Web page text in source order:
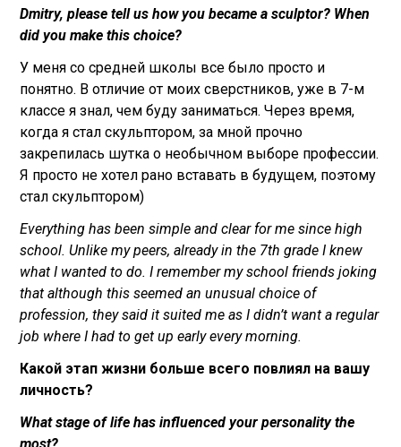
Dmitry, please tell us how you became a sculptor? When
did you make this choice?
У меня со средней школы все было просто и
понятно. В отличие от моих сверстников, уже в 7-м
классе я знал, чем буду заниматься. Через время,
когда я стал скульптором, за мной прочно
закрепилась шутка о необычном выборе профессии.
Я просто не хотел рано вставать в будущем, поэтому
стал скульптором)
Everything has been simple and clear for me since high
school. Unlike my peers, already in the 7th grade I knew
what I wanted to do. I remember my school friends joking
that although this seemed an unusual choice of
profession, they said it suited me as I didn’t want a regular
job where I had to get up early every morning.
Какой этап жизни больше всего повлиял на вашу
личность?
What stage of life has influenced your personality the